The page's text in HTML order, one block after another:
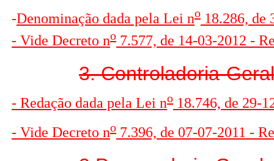
-Denominação dada pela Lei no 18.286, de
- Vide Decreto no 7.577, de 14-03-2012 -
3. Controladoria-
- Redação dada pela Lei no 18.746, de 29-
- Vide Decreto no 7.396, de 07-07-2011 -